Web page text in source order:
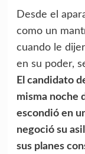
Desde el
como un
cuando le
en su poder,
El candidato
misma noche
escondió en
negoció su
sus planes